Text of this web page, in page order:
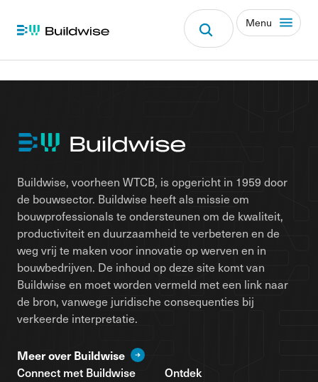
Menu
Buildwise, voorheen WTCB, is opgericht in 1959 door
de bouwsector. Buildwise heeft als missie om
bouwprofessionals te ondersteunen om de kwaliteit,
productiviteit en duurzaamheid te verbeteren en de
weg vrij te maken voor innovatie op werven en in
bouwbedrijven. De inhoud op deze site komt van
Buildwise en moet worden vermeld met een link naar
de bron, vanwege juridische consequenties bij
verkeerde interpretatie.
Meer over Buildwise
Connect met Buildwise
Ontdek